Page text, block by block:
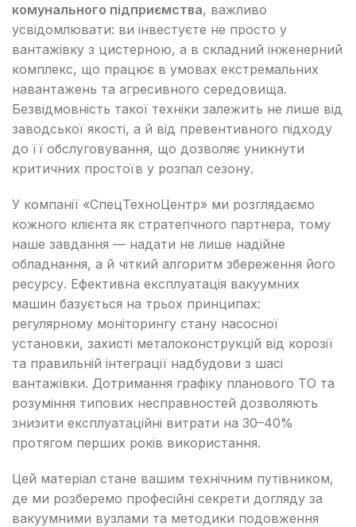
комунального підприємства, важливо
усвідомлювати: ви інвестуєте не просто у
вантажівку з цистерною, а в складний інженерний
комплекс, що працює в умовах екстремальних
навантажень та агресивного середовища.
Безвідмовність такої техніки залежить не лише від
заводської якості, а й від превентивного підходу
до її обслуговування, що дозволяє уникнути
критичних простоїв у розпал сезону.
У компанії «СпецТехноЦентр» ми розглядаємо
кожного клієнта як стратегічного партнера, тому
наше завдання — надати не лише надійне
обладнання, а й чіткий алгоритм збереження його
ресурсу. Ефективна експлуатація вакуумних
машин базується на трьох принципах:
регулярному моніторингу стану насосної
установки, захисті металоконструкцій від корозії
та правильній інтеграції надбудови з шасі
вантажівки. Дотримання графіку планового ТО та
розуміння типових несправностей дозволяють
знизити експлуатаційні витрати на 30–40%
протягом перших років використання.
Цей матеріал стане вашим технічним путівником,
де ми розберемо професійні секрети догляду за
вакуумними вузлами та методики подовження